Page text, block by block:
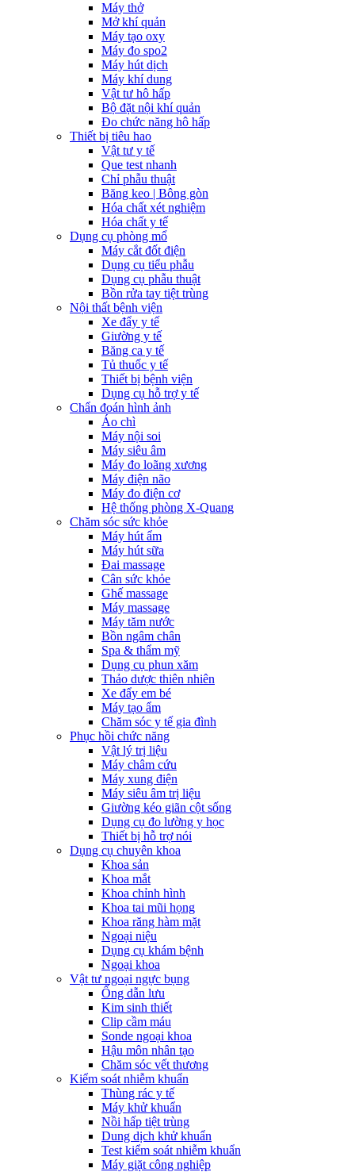
Máy thở
Mở khí quản
Máy tạo oxy
Máy đo spo2
Máy hút dịch
Máy khí dung
Vật tư hô hấp
Bộ đặt nội khí quản
Đo chức năng hô hấp
Thiết bị tiêu hao
Vật tư y tế
Que test nhanh
Chỉ phẫu thuật
Băng keo | Bông gòn
Hóa chất xét nghiệm
Hóa chất y tế
Dụng cụ phòng mổ
Máy cắt đốt điện
Dụng cụ tiểu phẫu
Dụng cụ phẫu thuật
Bồn rửa tay tiệt trùng
Nội thất bệnh viện
Xe đẩy y tế
Giường y tế
Băng ca y tế
Tủ thuốc y tế
Thiết bị bệnh viện
Dụng cụ hỗ trợ y tế
Chẩn đoán hình ảnh
Áo chì
Máy nội soi
Máy siêu âm
Máy đo loãng xương
Máy điện não
Máy đo điện cơ
Hệ thống phòng X-Quang
Chăm sóc sức khỏe
Máy hút ẩm
Máy hút sữa
Đai massage
Cân sức khỏe
Ghế massage
Máy massage
Máy tăm nước
Bồn ngâm chân
Spa & thẩm mỹ
Dụng cụ phun xăm
Thảo dược thiên nhiên
Xe đẩy em bé
Máy tạo ẩm
Chăm sóc y tế gia đình
Phục hồi chức năng
Vật lý trị liệu
Máy châm cứu
Máy xung điện
Máy siêu âm trị liệu
Giường kéo giãn cột sống
Dụng cụ đo lường y học
Thiết bị hỗ trợ nói
Dụng cụ chuyên khoa
Khoa sản
Khoa mắt
Khoa chỉnh hình
Khoa tai mũi họng
Khoa răng hàm mặt
Ngoại niệu
Dụng cụ khám bệnh
Ngoại khoa
Vật tư ngoại ngực bụng
Ống dẫn lưu
Kim sinh thiết
Clip cầm máu
Sonde ngoại khoa
Hậu môn nhân tạo
Chăm sóc vết thương
Kiểm soát nhiễm khuẩn
Thùng rác y tế
Máy khử khuẩn
Nồi hấp tiệt trùng
Dung dịch khử khuẩn
Test kiểm soát nhiễm khuẩn
Máy giặt công nghiệp